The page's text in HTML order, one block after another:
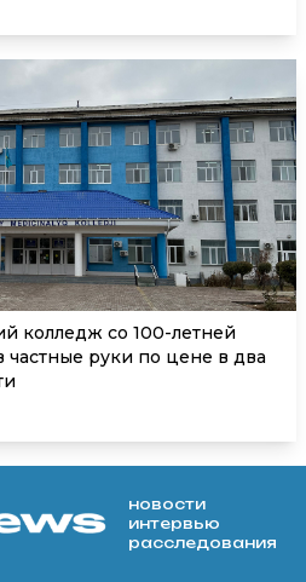
колледж со 100-летней
частные руки по цене в два
новости
интервью
расследования